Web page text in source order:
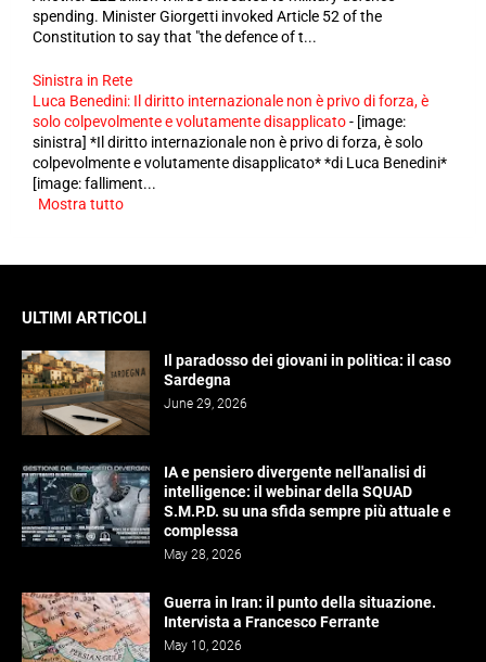
spending. Minister Giorgetti invoked Article 52 of the
Constitution to say that "the defence of t...
Sinistra in Rete
Luca Benedini: Il diritto internazionale non è privo di forza, è
solo colpevolmente e volutamente disapplicato- [image:
sinistra] *Il diritto internazionale non è privo di forza, è solo
colpevolmente e volutamente disapplicato* *di Luca Benedini*
[image: falliment...
Mostra tutto
ULTIMI ARTICOLI
Il paradosso dei giovani in politica: il caso
Sardegna
June 29, 2026
IA e pensiero divergente nell'analisi di
intelligence: il webinar della SQUAD
S.M.P.D. su una sfida sempre più attuale e
complessa
May 28, 2026
Guerra in Iran: il punto della situazione.
Intervista a Francesco Ferrante
May 10, 2026